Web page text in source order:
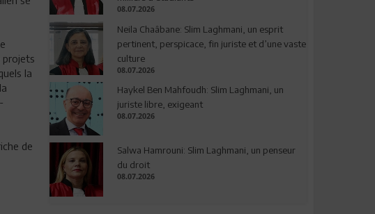
projets
la
de
08.07.2026
Neila Chaâbane: Slim Laghmani, un esprit
pertinent, perspicace, fin juriste et d’une vaste
culture
08.07.2026
Haykel Ben Mahfoudh: Slim Laghmani, un
juriste libre, exigeant
08.07.2026
Salwa Hamrouni: Slim Laghmani, un penseur
du droit
08.07.2026